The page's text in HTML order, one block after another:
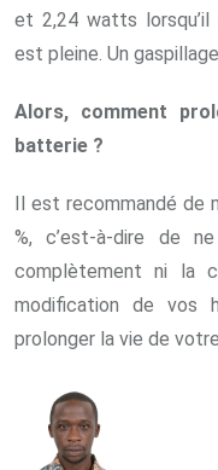
et 2,24 watts
est pleine. Un
Alors, comment
batterie ?
Il est recommandé de
%, c’est-à-dire de
complètement ni la
modification de vos
prolonger la vie de